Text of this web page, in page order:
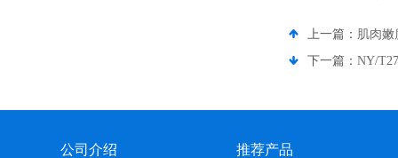
上一篇： 肌肉嫩
下一篇： NY/
公司介绍 推荐产品